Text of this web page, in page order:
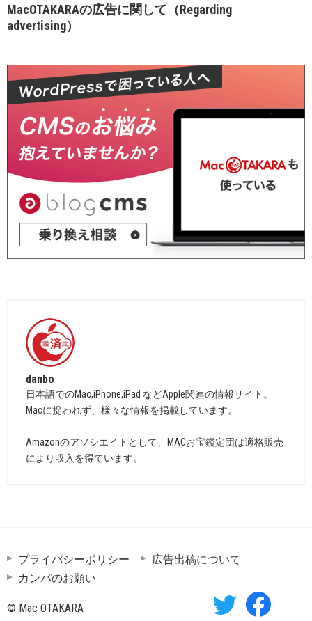
MacOTAKARAの広告に関して（Regarding
advertising）
danbo
日本語でのMac,iPhone,iPad などApple関連の情報サイト。
Macに捉われず、様々な情報を掲載しています。
Amazonのアソシエイトとして、MACお宝鑑定団は適格販売
により収入を得ています。
プライバシーポリシー
広告出稿について
カンパのお願い
© Mac OTAKARA